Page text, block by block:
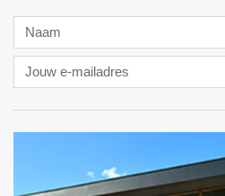
Jouw
e-
mailadres